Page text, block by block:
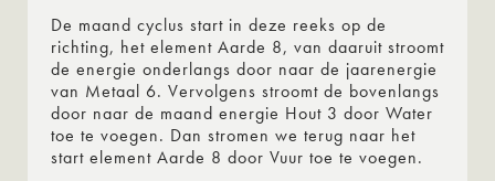
De maand cyclus start in deze reeks op de
richting, het element Aarde 8, van daaruit stroomt
de energie onderlangs door naar de jaarenergie
van Metaal 6. Vervolgens stroomt de bovenlangs
door naar de maand energie Hout 3 door Water
toe te voegen. Dan stromen we terug naar het
start element Aarde 8 door Vuur toe te voegen.